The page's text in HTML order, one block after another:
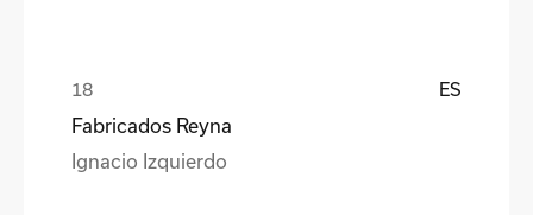
ES
Fabricados Reyna
Ignacio Izquierdo